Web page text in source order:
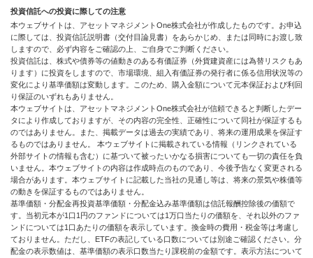
投資信託への投資に際しての注意
本ウェブサイトは、アセットマネジメントOne株式会社が作成したものです。お申込
に際しては、投資信託説明書（交付目論見書）をあらかじめ、または同時にお渡し致
しますので、必ず内容をご確認の上、ご自身でご判断ください。
投資信託は、株式や債券等の値動きのある有価証券（外貨建資産には為替リスクもあ
ります）に投資をしますので、市場環境、組入有価証券の発行者に係る信用状況等の
変化により基準価額は変動します。このため、購入金額について元本保証および利回
り保証のいずれもありません。
本ウェブサイトは、アセットマネジメントOne株式会社が信頼できると判断したデー
タにより作成しておりますが、その内容の完全性、正確性について同社が保証するも
のではありません。また、掲載データは過去の実績であり、将来の運用成果を保証す
るものではありません。 本ウェブサイトに掲載されている情報（リンクされている
外部サイトの情報も含む）に基づいて被ったいかなる損害についても一切の責任を負
いません。本ウェブサイトの内容は作成時点のものであり、今後予告なく変更される
場合があります。本ウェブサイトに記載した当社の見通し等は、将来の景気や株価等
の動きを保証するものではありません。
基準価額・分配金再投資基準価額・分配金込み基準価額は信託報酬控除後の価額で
す。当初元本が1口1円のファンドについては1万口当たりの価額を、それ以外のファ
ンドについては1口あたりの価額を表示しています。換金時の費用・税金等は考慮し
ておりません。ただし、ETFの表記している口数については別途ご確認ください。分
配金の表示数値は、基準価額の表示口数当たり課税前の金額です。表示方法について